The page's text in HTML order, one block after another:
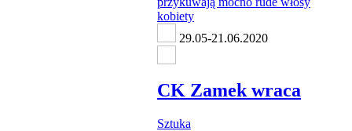
29.05-21.06.2020
CK Zamek wraca
Sztuka